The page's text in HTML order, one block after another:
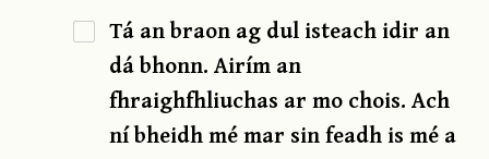
Tá an braon ag dul isteach idir an
dá bhonn. Airím an
fhraighfhliuchas ar mo chois. Ach
ní bheidh mé mar sin feadh is mé a